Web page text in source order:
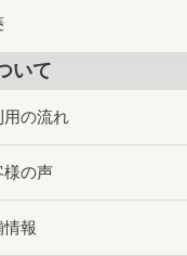
いて
用の流れ
様の声
情報